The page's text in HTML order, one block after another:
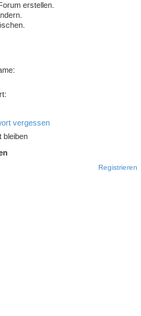
erstellen.
vergessen
bleiben
Registrieren